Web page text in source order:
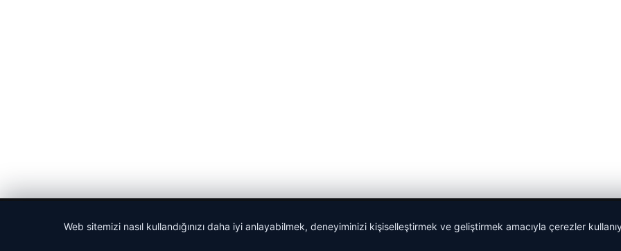
Web sitemizi nasıl kullandığınızı daha iyi anlayabilmek, deneyiminizi kişiselleştirmek ve geliştirmek amacıyla çerezler